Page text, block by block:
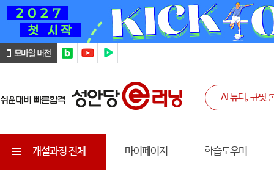
개설과정 전체 마이페이지 학습도우미